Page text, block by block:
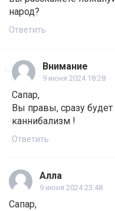
народ?
Ответить
Внимание
9 июня 2024 18:28
Сапар,
Вы правы, сразу
каннибализм !
Ответить
Алла
9 июня 2024 23:48
Сапар,